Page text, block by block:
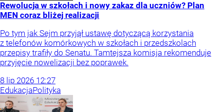
Rewolucja w szkołach i nowy zakaz dla uczniów? Plan
MEN coraz bliżej realizacji
Po tym jak Sejm przyjął ustawę dotyczącą korzystania
z telefonów komórkowych w szkołach i przedszkolach
przepisy trafiły do Senatu. Tamtejsza komisja rekomenduje
przyjęcie nowelizacji bez poprawek.
8 lip 2026 12:27
EdukacjaPolityka